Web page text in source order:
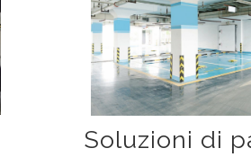
Soluzioni di